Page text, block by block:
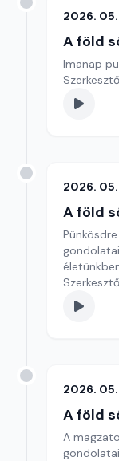
2026.
A föld
Imanap
2026. 05.
A föld
2026.
A föld
A